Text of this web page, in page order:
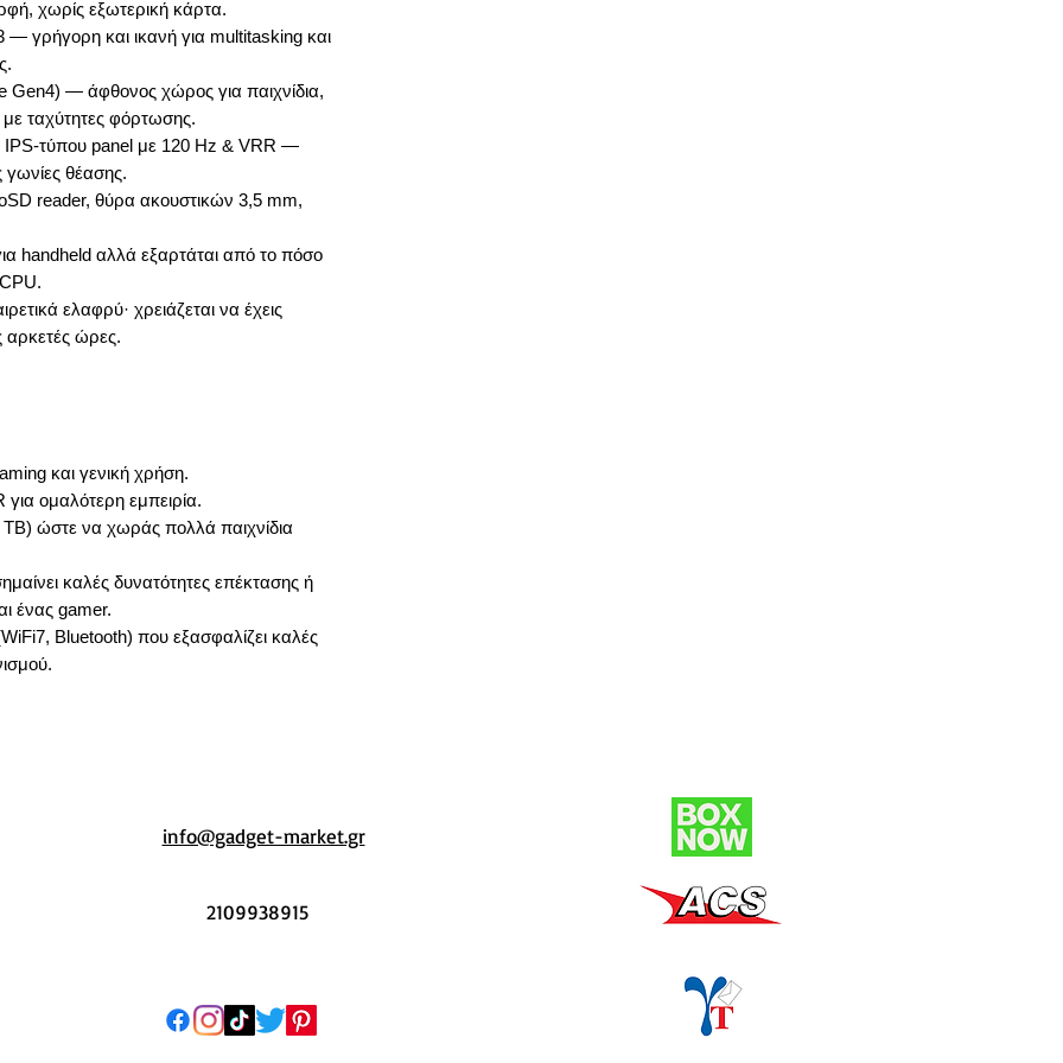
χωρίς εξωτερική κάρτα.
γρήγορη και ικανή για multitasking και
— άφθονος χώρος για παιχνίδια,
ταχύτητες φόρτωσης.
IPS-τύπου panel με 120 Hz & VRR —
γωνίες θέασης.
reader, θύρα ακουστικών 3,5 mm,
handheld αλλά εξαρτάται από το πόσο
ελαφρύ· χρειάζεται να έχεις
ώρες.
και γενική χρήση.
ομαλότερη εμπειρία.
ώστε να χωράς πολλά παιχνίδια
καλές δυνατότητες επέκτασης ή
ένας gamer.
Bluetooth) που εξασφαλίζει καλές
info@gadget-market.gr
2109938915